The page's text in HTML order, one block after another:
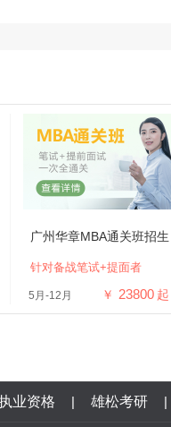
广州华章MBA通关班招生
针对备战笔试+提面者
5月-12月 ￥ 23800 起
业资格 | 雄松考研 |